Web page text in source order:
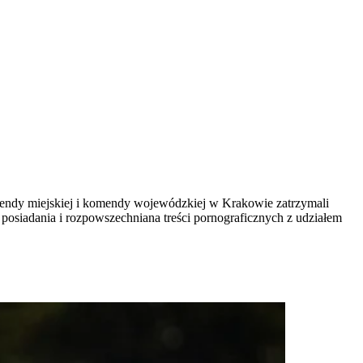
miejskiej i komendy wojewódzkiej w Krakowie zatrzymali
i rozpowszechniana treści pornograficznych z udziałem